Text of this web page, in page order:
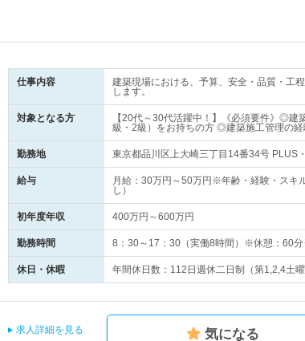
仕事内容
建築現場における、予算、安全・品質・工
します。
対象となる方
【20代～30代活躍中！】《必須要件》◎
級・2級）をお持ちの方 ◎建築施工管理の経
勤務地 東京都品川区上大崎三丁目14番34号 PLUS
給与
月給：30万円～50万円※年齢・経験・スキ
し）
初年度年収 400万円～600万円
勤務時間 8：30～17：30（実働8時間）※休憩：60
休日・休暇 年間休日数：112日週休二日制（第1,2,4土
求人詳細を見る 気になる